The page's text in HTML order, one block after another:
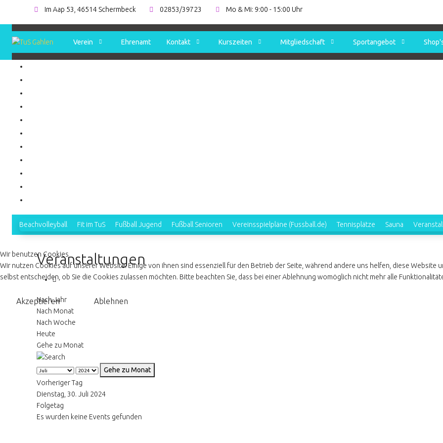
Im Aap 53, 46514 Schermbeck 02853/39723 Mo & Mi: 9:00 - 15:00 Uhr
Verein Ehrenamt Kontakt Kurszeiten Mitgliedschaft Sportangebot
Beachvolleyball Fit im TuS Fußball Jugend Fußball Senioren Vereinsspielpläne (Fussball.de) Tennisplätze Sauna
Veranstaltungen
Nach Jahr
Nach Monat
Nach Woche
Heute
Gehe zu Monat
Gehe zu Monat
Vorheriger Tag
Dienstag, 30. Juli 2024
Folgetag
Es wurden keine Events gefunden
Wir benutzen Cookies
Wir nutzen Cookies auf unserer Website. Einige von ihnen sind essenziell für den Betrieb der Seite, während andere uns helfen, diese Website
selbst entscheiden, ob Sie die Cookies zulassen möchten. Bitte beachten Sie, dass bei einer Ablehnung womöglich nicht mehr alle
Akzeptieren Ablehnen